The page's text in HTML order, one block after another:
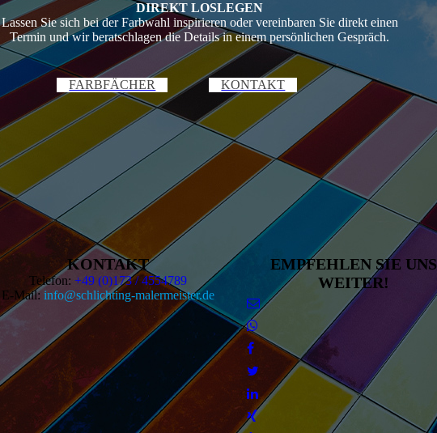
DIREKT LOSLEGEN
Lassen Sie sich bei der Farbwahl inspirieren oder vereinbaren Sie direkt einen
Termin und wir beratschlagen die Details in einem persönlichen Gespräch.
FARBFÄCHER KONTAKT
KONTAKT
Telefon:+49 (0)173 / 4554789
E-Mail:info@schlichting-malermeister.de
EMPFEHLEN SIE UNS
WEITER!